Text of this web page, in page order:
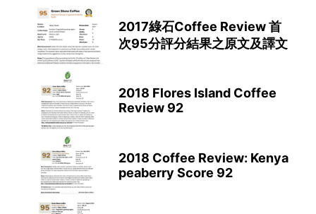
2017綠石Coffee Review 首
次95分評分結果之原文及譯文
2018 Flores Island Coffee
Review 92
2018 Coffee Review: Kenya
peaberry Score 92